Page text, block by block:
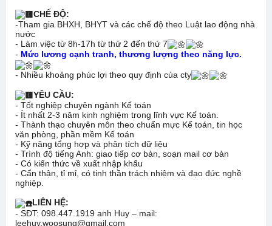
CHẾ ĐỘ:
-Tham gia BHXH, BHYT và các chế độ theo Luật lao động nhà
nước
- Làm việc từ 8h-17h từ thứ 2 đến thứ 7
- Mức lương cạnh tranh, thương lượng theo năng lực.
- Nhiều khoảng phúc lợi theo quy định của cty
YÊU CẦU:
- Tốt nghiệp chuyên ngành Kế toán
- Ít nhất 2-3 năm kinh nghiệm trong lĩnh vực Kế toán.
- Thành thạo chuyên môn theo chuẩn mực Kế toán, tin học
văn phòng, phần mềm Kế toán
- Kỹ năng tổng hợp và phân tích dữ liệu
- Trình độ tiếng Anh: giao tiếp cơ bản, soạn mail cơ bản
- Có kiến thức về xuất nhập khẩu
- Cẩn thận, tỉ mỉ, có tinh thần trách nhiệm và đạo đức nghề
nghiệp.
LIÊN HỆ:
- SĐT: 098.447.1919 anh Huy – mail:
leehuy.woosung@gmail.com